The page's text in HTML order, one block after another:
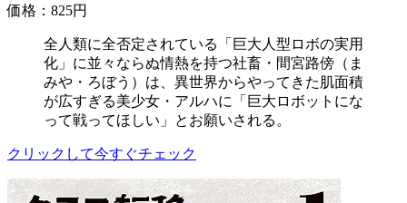
価格：825円
全人類に全否定されている「巨大人型ロボの実用
化」に並々ならぬ情熱を持つ社畜・間宮路傍（ま
みや・ろぼう）は、異世界からやってきた肌面積
が広すぎる美少女・アルハに「巨大ロボットにな
って戦ってほしい」とお願いされる。
クリックして今すぐチェック